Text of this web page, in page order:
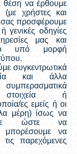
θέση να έρθουμε
χρήστες και
σας προσφέρουμε
γενικές οδηγίες
μας και
υπό μορφή
συγκεντρωτικά
και άλλα
συμπερασματικά
στοιχεία ή
ες εμείς ή οι
μέρη) ίσως να
νε ώστε να
μπορέσουμε να
παρεχόμενες